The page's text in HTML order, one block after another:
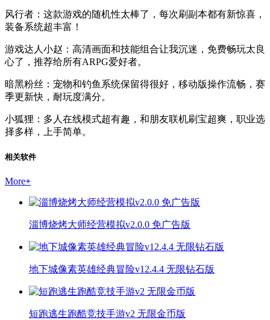
风行者：这款游戏的随机性太棒了，每次刷副本都有新惊喜，
装备系统超丰富！
游戏达人小赵：高清画面和技能组合让我沉迷，免费畅玩太良
心了，推荐给所有ARPG爱好者。
暗黑粉丝：宠物和钓鱼系统保留得很好，移动版操作流畅，赛
季更新快，耐玩度满分。
小狐狸：多人在线模式超有趣，和朋友联机刷宝超爽，职业选
择多样，上手简单。
相关软件
More+
淄博烧烤大师经营模拟v2.0.0 免广告版
地下城像素英雄经典冒险v12.4.4 无限钻石版
短跑逃生跑酷竞技手游v2 无限金币版